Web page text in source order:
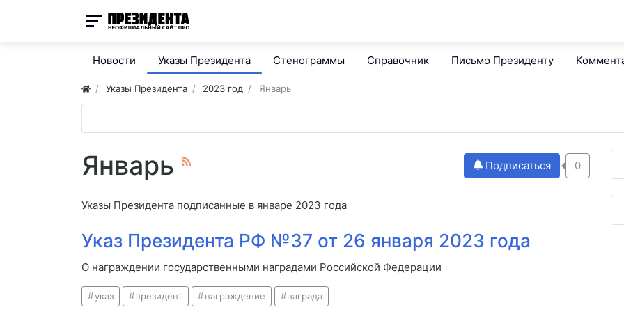
Новости Указы Президента Стенограммы Справочник Письмо Президенту
Указы Президента 2023 год Январь
Январь Подписаться 0
Указы Президента подписанные в январе 2023 года
Указ Президента РФ №37 от 26 января 2023 года
О награждении государственными наградами Российской Федерации
указ президент награждение награда